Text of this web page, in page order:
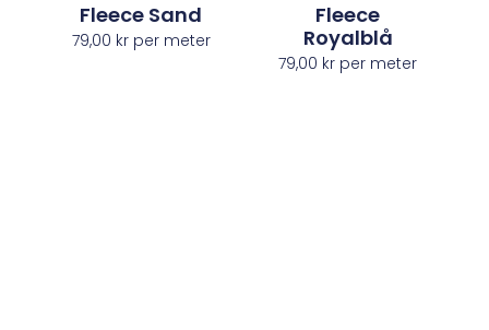
Fleece Sand
79,00 krper meter
Fleece
Royalblå
79,00 kr per meter